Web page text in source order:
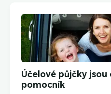
Účelové půjčky
pomocník